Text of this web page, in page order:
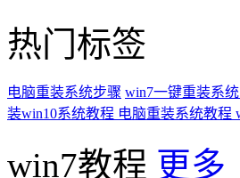
热门标签
电脑重装系统步骤 win7一键重装系统
装win10系统教程 电脑重装系统教程
win7教程 更多